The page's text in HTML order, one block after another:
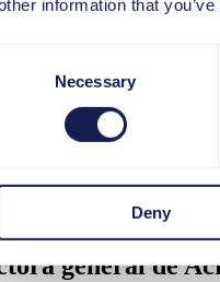
information that
Necessary
Deny
Bosch Rexroth AG
que la comunicación
invitar rápidamente a los
interesadas,
al consejo de
a las distintas partes
qué va a cambiar,
darse cuenta de que
general de